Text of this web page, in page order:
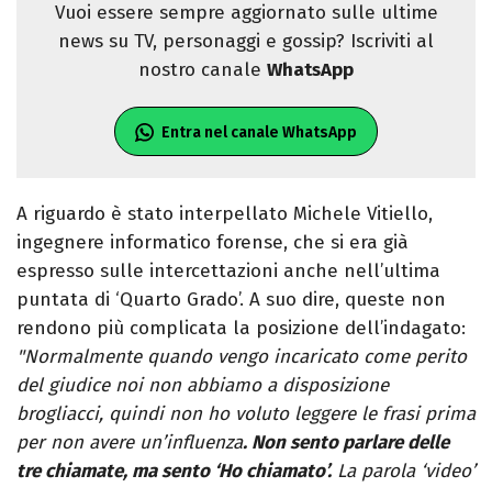
Vuoi essere sempre aggiornato sulle ultime
news su TV, personaggi e gossip? Iscriviti al
nostro canale WhatsApp
Entra nel canale WhatsApp
A riguardo è stato interpellato Michele Vitiello,
ingegnere informatico forense, che si era già
espresso sulle intercettazioni anche nell’ultima
puntata di ‘Quarto Grado’. A suo dire, queste non
rendono più complicata la posizione dell’indagato:
"Normalmente quando vengo incaricato come perito
del giudice noi non abbiamo a disposizione
brogliacci, quindi non ho voluto leggere le frasi prima
per non avere un’influenza. Non sento parlare delle
tre chiamate, ma sento ‘Ho chiamato’.La parola ‘video’